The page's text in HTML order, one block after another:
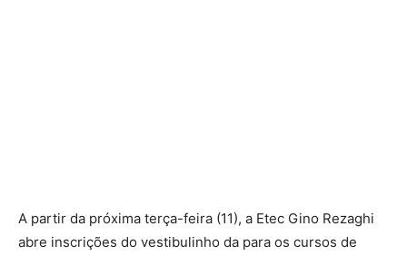
A partir da próxima terça-feira (11), a Etec Gino Rezaghi
abre inscrições do vestibulinho da para os cursos de